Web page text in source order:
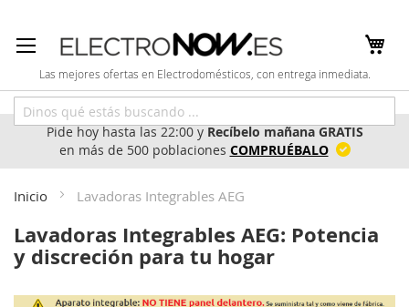
al
contenido
Las mejores ofertas en Electrodomésticos, con entrega inmediata.
Pide hoy hasta las 22:00 yRecíbelo mañana GRATIS
en más de 500 poblaciones COMPRUÉBALO
Inicio Lavadoras Integrables AEG
Lavadoras Integrables AEG: Potencia
y discreción para tu hogar